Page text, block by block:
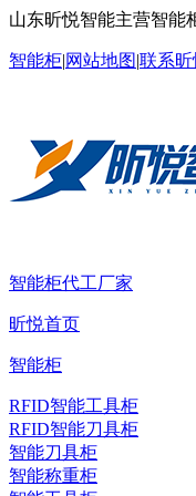
山东昕悦智能主营智能
智能柜|网站地图|联系昕
智能柜代工厂家
昕悦首页
智能柜
RFID智能工具柜
RFID智能刀具柜
智能刀具柜
智能称重柜